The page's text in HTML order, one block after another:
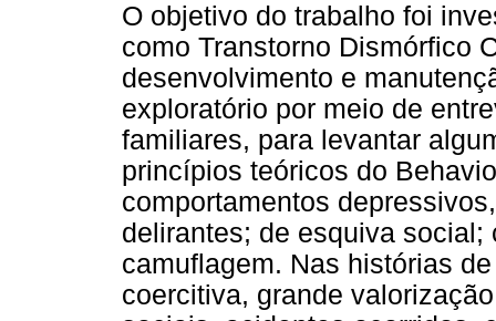
O objetivo do trabalho foi
como Transtorno Dismórfico
desenvolvimento e
exploratório por meio de
familiares, para levantar
princípios teóricos do
comportamentos
delirantes; de esquiva
camuflagem. Nas histórias
coercitiva, grande